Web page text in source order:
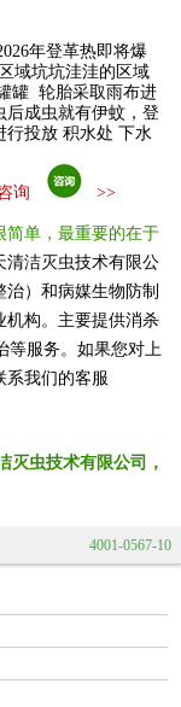
年登革热即将爆
域坑坑洼洼的区域
罐 轮胎采取雨布进
后成虫就有伊蚊，登
行投放 积水处 下水
询 >>
简单，最重要的在于
清洁灭虫技术有限公
）和病媒生物防制
机构。主要提供消杀
等服务。如果您对上
系我们的客服
灭虫技术有限公司，
4001-0567-10